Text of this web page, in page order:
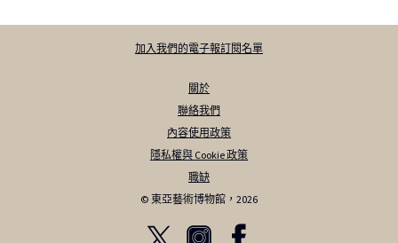
加入我們的電子報訂閱名單
關於
聯絡我們
內容使用政策
隱私權與 Cookie 政策
職缺
© 東亞藝術博物館，2026